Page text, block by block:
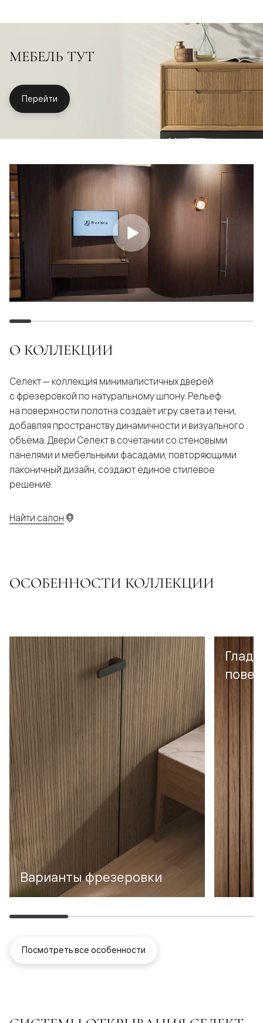
МЕБЕЛЬ ТУТ
Перейти
О КОЛЛЕКЦИИ
Селект — коллекция минималистичных дверей
с фрезеровкой по натуральному шпону. Рельеф
на поверхности полотна создаёт игру света и тени,
добавляя пространству динамичности и визуального
объёма. Двери Селект в сочетании со стеновыми
панелями и мебельными фасадами, повторяющими
лаконичный дизайн, создают единое стилевое
решение.
Найти салон
ОСОБЕННОСТИ КОЛЛЕКЦИИ
Варианты фрезеровки
Посмотреть все особенности